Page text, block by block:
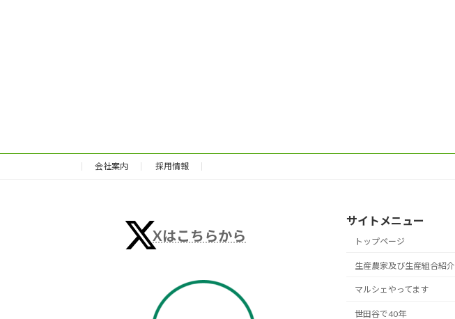
会社案内 採用情報
Xはこちらから
サイトメニュー
トップページ
生産農家及び生産組合紹介
マルシェやってます
世田谷で40年